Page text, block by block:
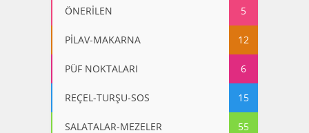
ÖNERİLEN 5
PİLAV-MAKARNA 12
PÜF NOKTALARI 6
REÇEL-TURŞU-SOS 15
SALATALAR-MEZELER 55